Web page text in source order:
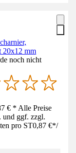
20x12 mm
noch nicht
€ * Alle Preise
ggf. zzgl.
pro ST0,87 €*/